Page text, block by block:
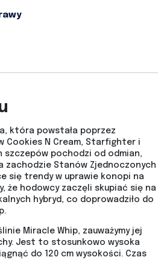
która powstała poprzez
Cookies N Cream, Starfighter i
szczepów pochodzi od odmian,
zachodzie Stanów Zjednoczonych
się trendy w uprawie konopi na
że hodowcy zaczęli skupiać się na
hybryd, co doprowadziło do
Miracle Whip, zauważymy jej
Jest to stosunkowo wysoka
do 120 cm wysokości. Czas